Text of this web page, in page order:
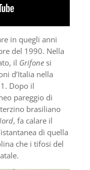
in quegli anni
del 1990. Nella
il Grifone si
d’Italia nella
Dopo il
pareggio di
brasiliano
, fa calare il
di quella
che i tifosi del